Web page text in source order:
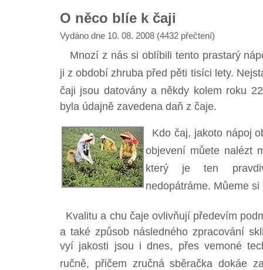
O něco blíe k čaji
Vydáno dne 10. 08. 2008 (4432 přečtení)
Mnozí z nás si oblíbili tento prastarý
ji z období zhruba před pěti tisíci lety.
čaji jsou datovány a někdy kolem roku
byla údajně zavedena daň z čaje.
Kdo čaj, jakoto nápoj
objevení můete nalézt
který je ten
nedopátráme. Můeme
Kvalitu a chu čaje ovlivňují předevím
a také způsob následného zpracování
vyí jakosti jsou i dnes, přes vemoné
ručně, přičem zručná sběračka